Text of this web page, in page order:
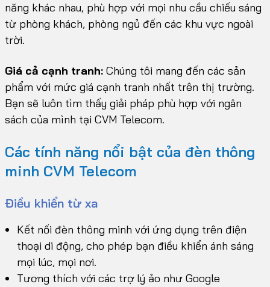
năng khác nhau, phù hợp với mọi nhu cầu chiếu sáng
từ phòng khách, phòng ngủ đến các khu vực ngoài
trời.
Giá cả cạnh tranh: Chúng tôi mang đến các sản
phẩm với mức giá cạnh tranh nhất trên thị trường.
Bạn sẽ luôn tìm thấy giải pháp phù hợp với ngân
sách của mình tại CVM Telecom.
Các tính năng nổi bật của đèn thông
minh CVM Telecom
Điều khiển từ xa
Kết nối đèn thông minh với ứng dụng trên điện
thoại di động, cho phép bạn điều khiển ánh sáng
mọi lúc, mọi nơi.
Tương thích với các trợ lý ảo như Google